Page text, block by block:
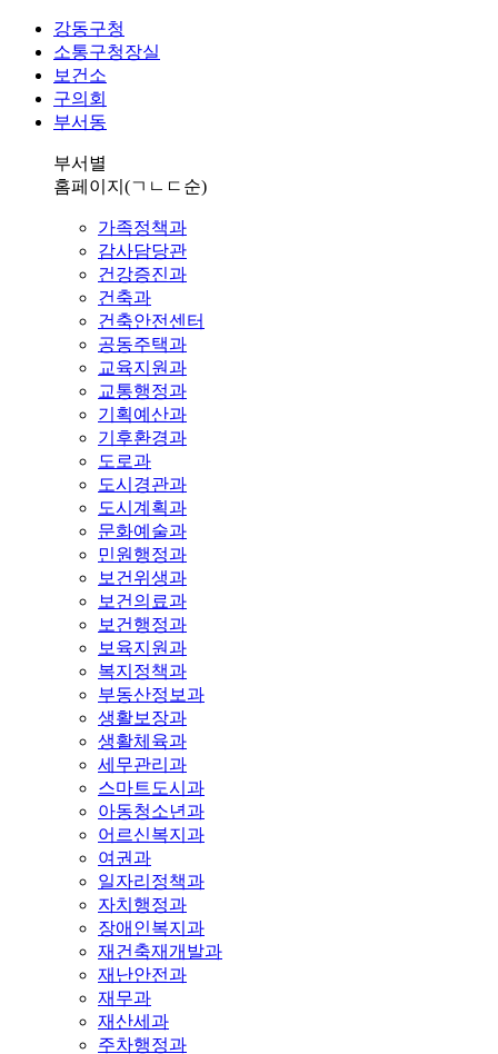
강동구청
소통구청장실
보건소
구의회
부서동
부서별
홈페이지 (ㄱㄴㄷ순)
가족정책과
감사담당관
건강증진과
건축과
건축안전센터
공동주택과
교육지원과
교통행정과
기획예산과
기후환경과
도로과
도시경관과
도시계획과
문화예술과
민원행정과
보건위생과
보건의료과
보건행정과
보육지원과
복지정책과
부동산정보과
생활보장과
생활체육과
세무관리과
스마트도시과
아동청소년과
어르신복지과
여권과
일자리정책과
자치행정과
장애인복지과
재건축재개발과
재난안전과
재무과
재산세과
주차행정과